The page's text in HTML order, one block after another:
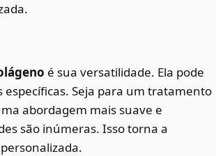
é sua versatilidade. Ela pode
Seja para um tratamento
abordagem mais suave e
são inúmeras. Isso torna a